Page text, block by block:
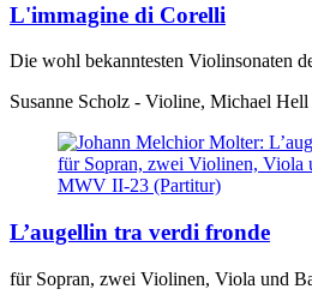
L'immagine di Corelli
Die wohl bekanntesten Violinsonaten
Susanne Scholz - Violine, Michael
L’augellin tra verdi fronde
für Sopran, zwei Violinen, Viola und